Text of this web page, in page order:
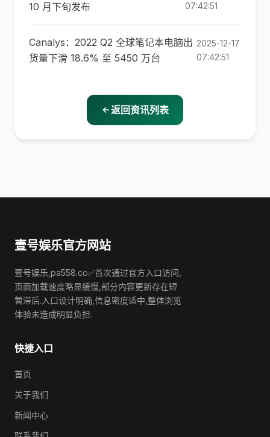
10 月下旬发布
07:42:51
Canalys：2022 Q2 全球笔记本电脑出
货量下滑 18.6% 至 5450 万台
2025-12-17
07:42:51
返回资讯列表
壹号娱乐官方网站
壹号娱乐,pa558.cc✅首次通过官方入口访问,
页面加载速度略显缓慢,部分内容更新存在短
暂滞后.入口设计明确,信息密度适中,整体浏览
体验未造成明显负担.
快捷入口
首页
关于我们
新闻中心